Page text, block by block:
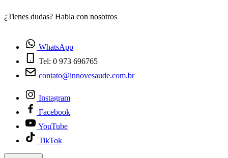
¿Tienes dudas? Habla con nosotros
WhatsApp
Tel: 0 973 696765
contato@innovesaude.com.br
Instagram
Facebook
YouTube
TikTok